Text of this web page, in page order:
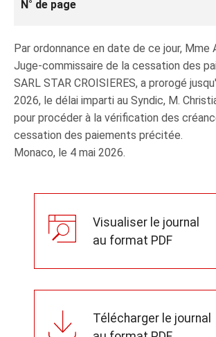
N° de page
Par ordonnance en date de ce jour, Mme
Juge‑commissaire de la cessation des
SARL STAR CROISIERES, a prorogé
2026, le délai imparti au Syndic, M.
pour procéder à la vérification des
cessation des paiements précitée.
Monaco, le 4 mai 2026.
Visualiser le journal
au format PDF
Télécharger le journal